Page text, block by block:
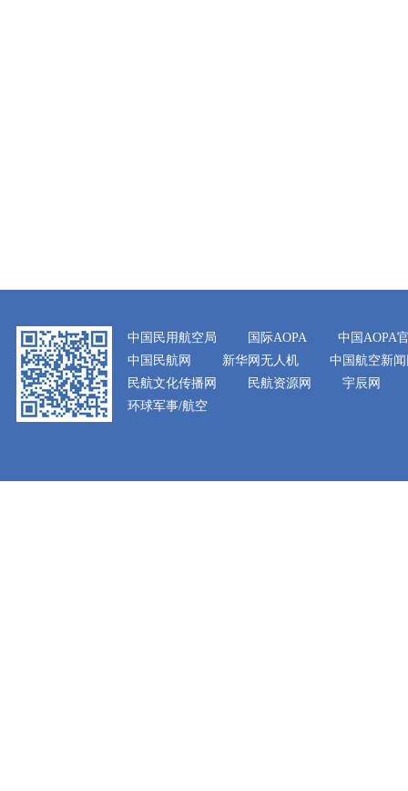
中国民用航空局 国际AOPA
中国AOPA
中国民航网
新华网无人机
中国航空新
民航文化传播网
民航资源网
宇辰网
环球军事/航空